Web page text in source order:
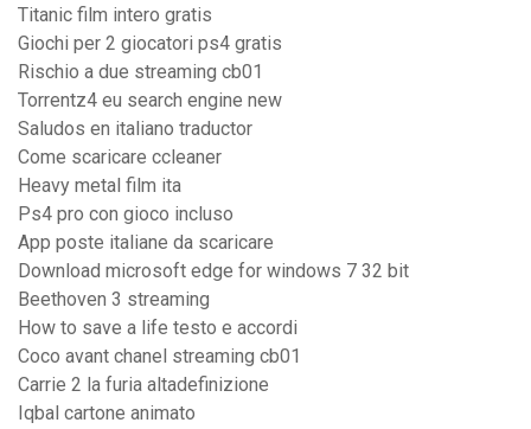
Titanic film intero gratis
Giochi per 2 giocatori ps4 gratis
Rischio a due streaming cb01
Torrentz4 eu search engine new
Saludos en italiano traductor
Come scaricare ccleaner
Heavy metal film ita
Ps4 pro con gioco incluso
App poste italiane da scaricare
Download microsoft edge for windows 7 32 bit
Beethoven 3 streaming
How to save a life testo e accordi
Coco avant chanel streaming cb01
Carrie 2 la furia altadefinizione
Iqbal cartone animato